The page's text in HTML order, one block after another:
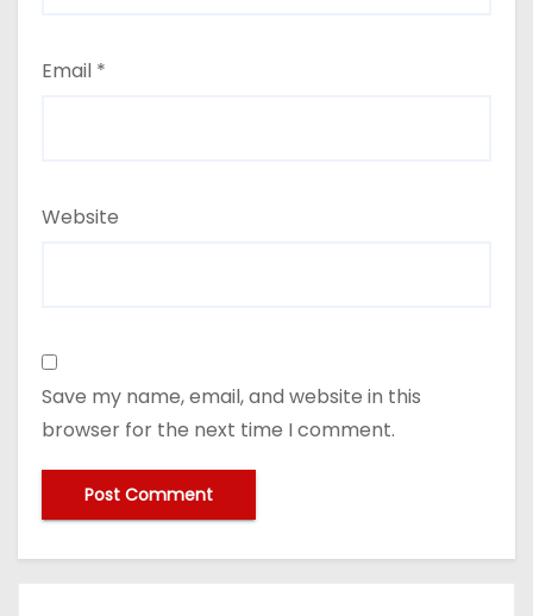
Email *
Website
Save my name, email, and website in this
browser for the next time I comment.